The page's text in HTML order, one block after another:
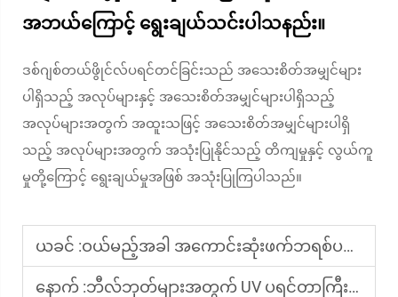
အဘယ်ကြောင့် ရွေးချယ်သင်းပါသနည်း။
ဒစ်ဂျစ်တယ်ဖွိုင်လ်ပရင်တင်ခြင်းသည် အသေးစိတ်အမျှင်များ
ပါရှိသည့် အလုပ်များနှင့် အသေးစိတ်အမျှင်များပါရှိသည့်
အလုပ်များအတွက် အထူးသဖြင့် အသေးစိတ်အမျှင်များပါရှိ
သည့် အလုပ်များအတွက် အသုံးပြုနိုင်သည့် တိကျမှုနှင့် လွယ်ကူ
မှုတို့ကြောင့် ရွေးချယ်မှုအဖြစ် အသုံးပြုကြပါသည်။
ယခင် :ဝယ်မည့်အခါ အကောင်းဆုံးဖက်ဘရစ်ပရင်တာကို စမ်းသပ်နည်း
နောက် :ဘီလ်ဘုတ်များအတွက် UV ပရင်တာကြီးများ၏ အကောင်းများ